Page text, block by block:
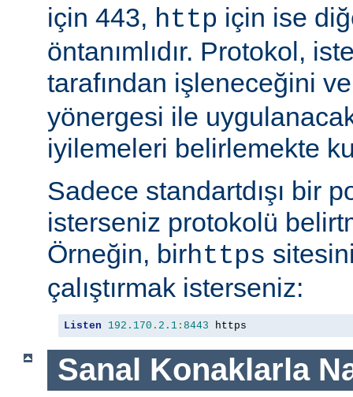
için 443, http için ise
öntanımlıdır. Protokol,
tarafından işleneceğini
yönergesi ile
iyilemeleri belirlemekte
Sadece standartdışı bir
isterseniz protokolü
Örneğin, birhttps
çalıştırmak isterseniz:
Listen 192.170 . 2.1 : 8443 https
Sanal Konaklarla